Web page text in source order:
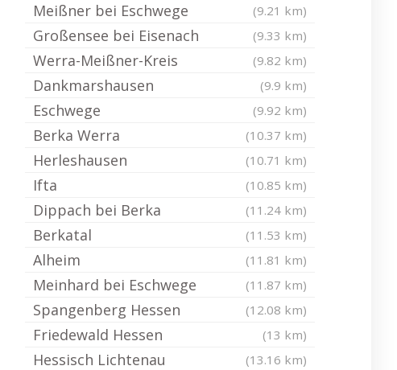
Meißner bei Eschwege (9.21 km)
Großensee bei Eisenach (9.33 km)
Werra-Meißner-Kreis (9.82 km)
Dankmarshausen (9.9 km)
Eschwege (9.92 km)
Berka Werra (10.37 km)
Herleshausen (10.71 km)
Ifta (10.85 km)
Dippach bei Berka (11.24 km)
Berkatal (11.53 km)
Alheim (11.81 km)
Meinhard bei Eschwege (11.87 km)
Spangenberg Hessen (12.08 km)
Friedewald Hessen (13 km)
Hessisch Lichtenau (13.16 km)